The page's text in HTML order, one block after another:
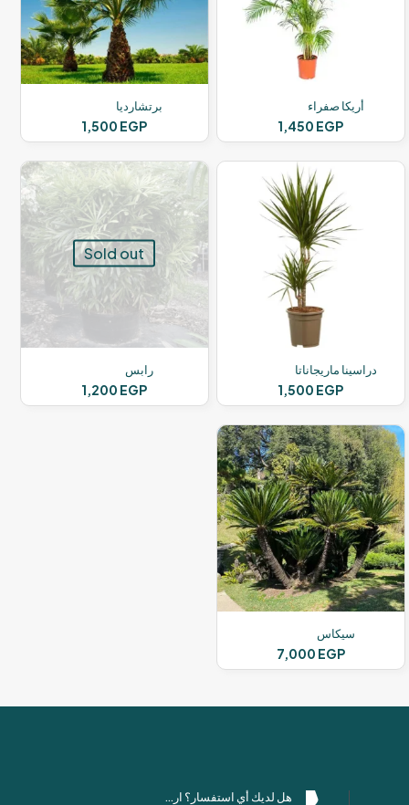
أريكا صفراء
1,450 EGP
برتشارديا
1,500 EGP
دراسينا ماريجاناتا
1,500 EGP
Sold out
رابس
1,200 EGP
سيكاس
7,000 EGP
هل لديك أي استفسار؟ ارسل لنا عبر واتساب!